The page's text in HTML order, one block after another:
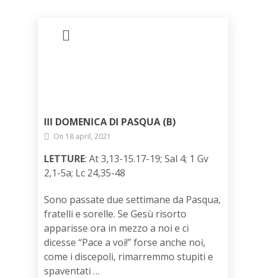
III DOMENICA DI PASQUA (B)
On 18 april, 2021
LETTURE: At 3,13-15.17-19; Sal 4; 1 Gv
2,1-5a; Lc 24,35-48
Sono passate due settimane da Pasqua,
fratelli e sorelle. Se Gesù risorto
apparisse ora in mezzo a noi e ci
dicesse “Pace a voi!” forse anche noi,
come i discepoli, rimarremmo stupiti e
spaventati …